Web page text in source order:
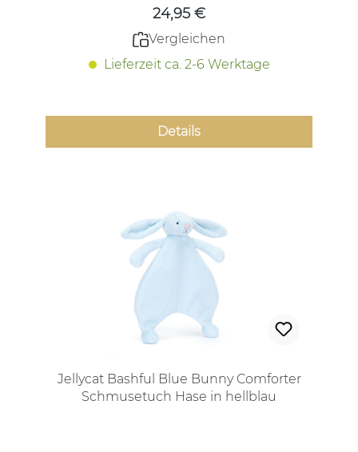
24,95 €
Vergleichen
Lieferzeit ca. 2-6 Werktage
Details
Jellycat Bashful Blue Bunny Comforter
Schmusetuch Hase in hellblau